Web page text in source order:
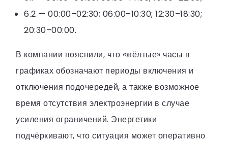
6.2 — 00:00–02:30; 06:00–10:30; 12:30–18:30;
20:30–00:00.
В компании пояснили, что «жёлтые» часы в
графиках обозначают периоды включения и
отключения подочередей, а также возможное
время отсутствия электроэнергии в случае
усиления ограничений. Энергетики
подчёркивают, что ситуация может оперативно